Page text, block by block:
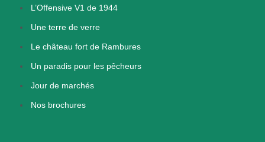
L’Offensive V1 de 1944
Une terre de verre
Le château fort de Rambures
Un paradis pour les pêcheurs
Jour de marchés
Nos brochures